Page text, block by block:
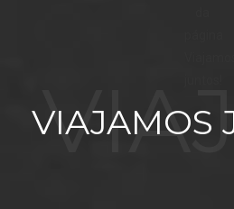
VIAJAMOS